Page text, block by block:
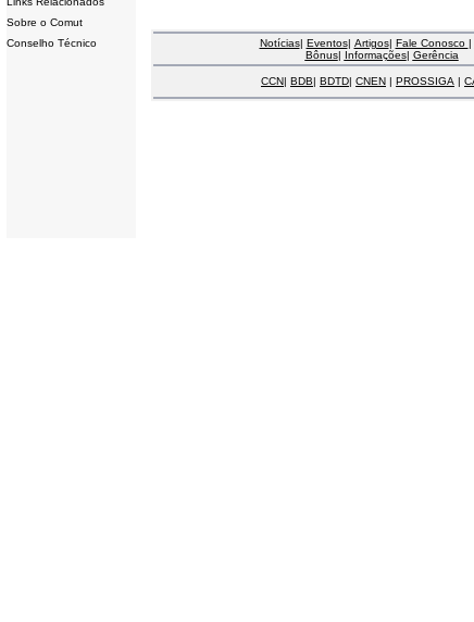
Sobre o Comut
Conselho Técnico
Notícias| Eventos| Artigos| Fale Conosco |
Bônus| Informações| Gerência
CCN| BDB| BDTD| CNEN | PROSSIGA |